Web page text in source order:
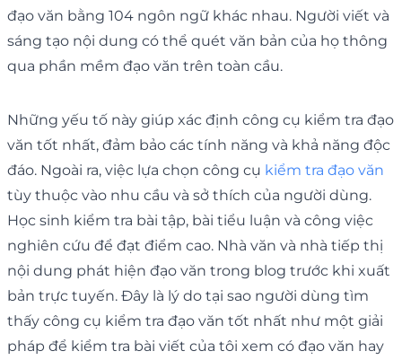
đạo văn bằng 104 ngôn ngữ khác nhau. Người viết và
sáng tạo nội dung có thể quét văn bản của họ thông
qua phần mềm đạo văn trên toàn cầu.
Những yếu tố này giúp xác định công cụ kiểm tra đạo
văn tốt nhất, đảm bảo các tính năng và khả năng độc
đáo. Ngoài ra, việc lựa chọn công cụ kiểm tra đạo văn
tùy thuộc vào nhu cầu và sở thích của người dùng.
Học sinh kiểm tra bài tập, bài tiểu luận và công việc
nghiên cứu để đạt điểm cao. Nhà văn và nhà tiếp thị
nội dung phát hiện đạo văn trong blog trước khi xuất
bản trực tuyến. Đây là lý do tại sao người dùng tìm
thấy công cụ kiểm tra đạo văn tốt nhất như một giải
pháp để kiểm tra bài viết của tôi xem có đạo văn hay